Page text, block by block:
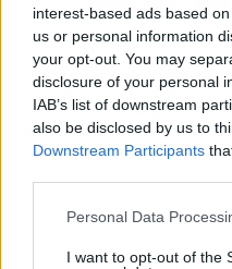
interest-based ads based
us or personal information
your opt-out. You may
disclosure of your personal
IAB’s list of downstream
also be disclosed by us to
Downstream Participants
Personal Data
I want to opt-out of the
ARTÍCULO ANTERIOR
CÓMO SOLICITAR EL
BONO SOCIAL DE
ENDESA